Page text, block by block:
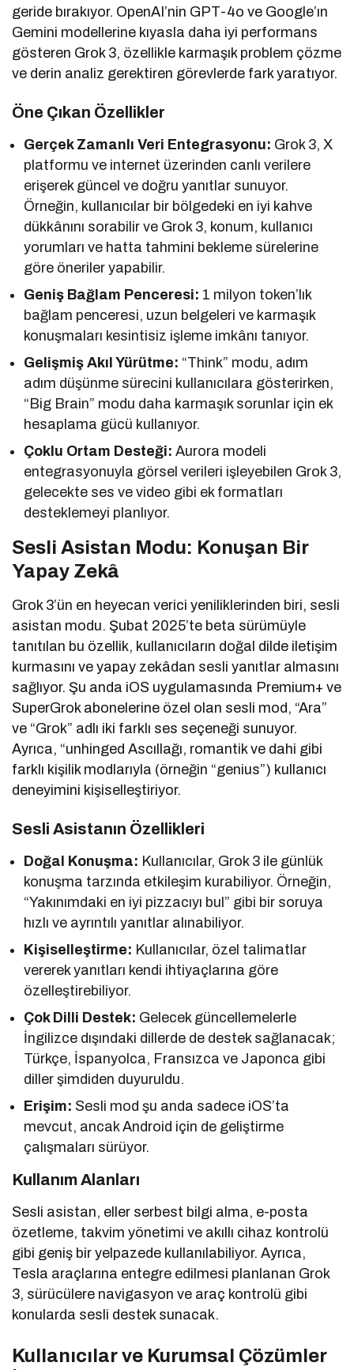
geride bırakıyor. OpenAI’nin GPT-4o ve Google’ın
Gemini modellerine kıyasla daha iyi performans
gösteren Grok 3, özellikle karmaşık problem çözme
ve derin analiz gerektiren görevlerde fark yaratıyor.
Öne Çıkan Özellikler
Gerçek Zamanlı Veri Entegrasyonu: Grok 3, X
platformu ve internet üzerinden canlı verilere
erişerek güncel ve doğru yanıtlar sunuyor.
Örneğin, kullanıcılar bir bölgedeki en iyi kahve
dükkânını sorabilir ve Grok 3, konum, kullanıcı
yorumları ve hatta tahmini bekleme sürelerine
göre öneriler yapabilir.
Geniş Bağlam Penceresi: 1 milyon token’lık
bağlam penceresi, uzun belgeleri ve karmaşık
konuşmaları kesintisiz işleme imkânı tanıyor.
Gelişmiş Akıl Yürütme: “Think” modu, adım
adım düşünme sürecini kullanıcılara gösterirken,
“Big Brain” modu daha karmaşık sorunlar için ek
hesaplama gücü kullanıyor.
Çoklu Ortam Desteği: Aurora modeli
entegrasyonuyla görsel verileri işleyebilen Grok 3,
gelecekte ses ve video gibi ek formatları
desteklemeyi planlıyor.
Sesli Asistan Modu: Konuşan Bir
Yapay Zekâ
Grok 3’ün en heyecan verici yeniliklerinden biri, sesli
asistan modu. Şubat 2025’te beta sürümüyle
tanıtılan bu özellik, kullanıcıların doğal dilde iletişim
kurmasını ve yapay zekâdan sesli yanıtlar almasını
sağlıyor. Şu anda iOS uygulamasında Premium+ ve
SuperGrok abonelerine özel olan sesli mod, “Ara”
ve “Grok” adlı iki farklı ses seçeneği sunuyor.
Ayrıca, “unhinged Ascıllağı, romantik ve dahi gibi
farklı kişilik modlarıyla (örneğin “genius”) kullanıcı
deneyimini kişiselleştiriyor.
Sesli Asistanın Özellikleri
Doğal Konuşma: Kullanıcılar, Grok 3 ile günlük
konuşma tarzında etkileşim kurabiliyor. Örneğin,
“Yakınımdaki en iyi pizzacıyı bul” gibi bir soruya
hızlı ve ayrıntılı yanıtlar alınabiliyor.
Kişiselleştirme: Kullanıcılar, özel talimatlar
vererek yanıtları kendi ihtiyaçlarına göre
özelleştirebiliyor.
Çok Dilli Destek: Gelecek güncellemelerle
İngilizce dışındaki dillerde de destek sağlanacak;
Türkçe, İspanyolca, Fransızca ve Japonca gibi
diller şimdiden duyuruldu.
Erişim: Sesli mod şu anda sadece iOS’ta
mevcut, ancak Android için de geliştirme
çalışmaları sürüyor.
Kullanım Alanları
Sesli asistan, eller serbest bilgi alma, e-posta
özetleme, takvim yönetimi ve akıllı cihaz kontrolü
gibi geniş bir yelpazede kullanılabiliyor. Ayrıca,
Tesla araçlarına entegre edilmesi planlanan Grok
3, sürücülere navigasyon ve araç kontrolü gibi
konularda sesli destek sunacak.
Kullanıcılar ve Kurumsal Çözümler